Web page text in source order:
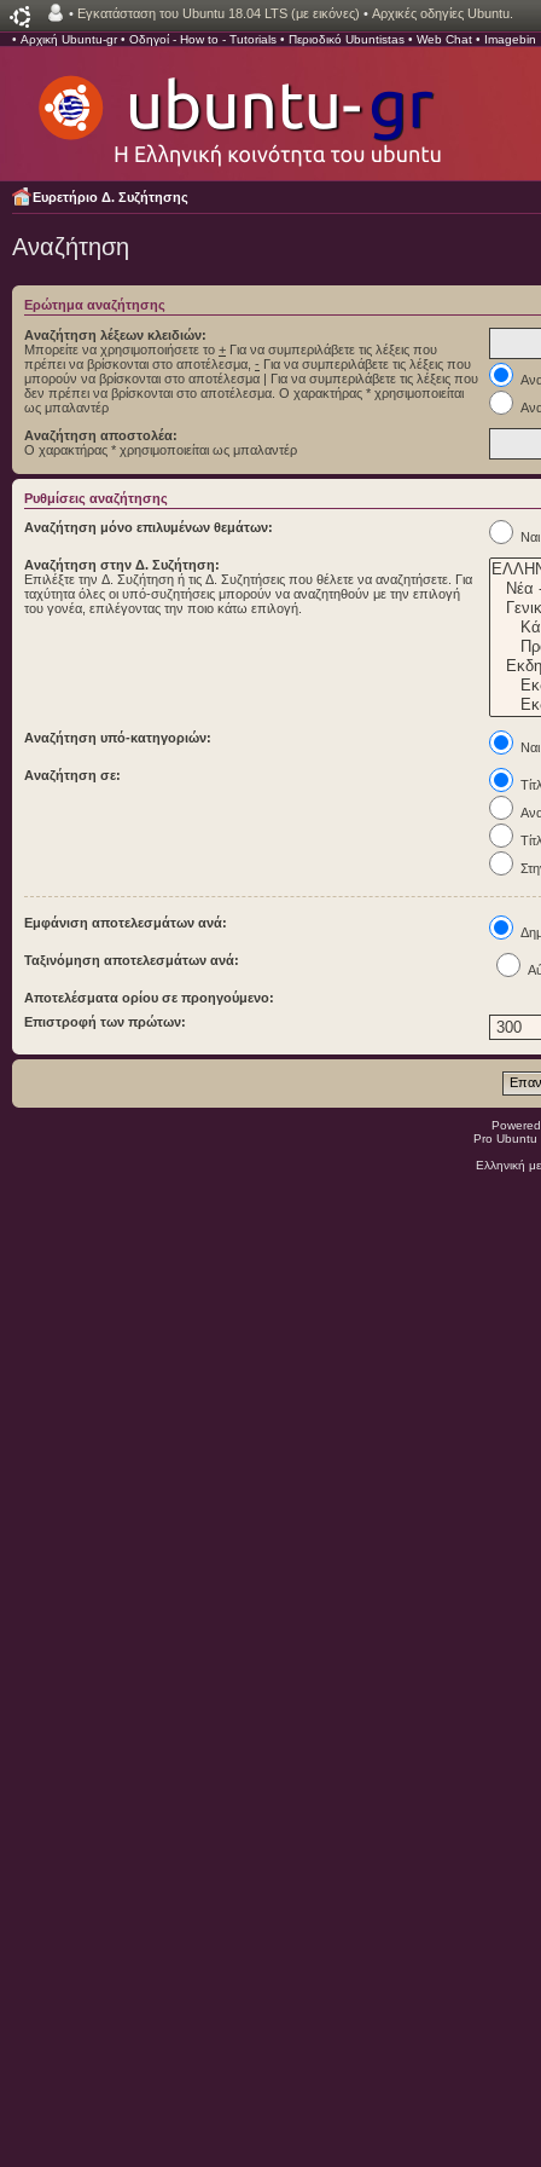
• Εγκατάσταση του Ubuntu 18.04 LTS (με εικόνες) • Αρχικές οδηγίες Ubuntu.
• Αρχική Ubuntu-gr• Οδηγοί - How to - Tutorials • Περιοδικό Ubuntistas • Web Chat • Imagebin
Ευρετήριο Δ. Συζήτησης
Αναζήτηση
Ερώτημα αναζήτησης
Αναζήτηση λέξεων κλειδιών:
Μπορείτε να χρησιμοποιήσετε το + Για να συμπεριλάβετε τις λέξεις που
πρέπει να βρίσκονται στο αποτέλεσμα, - Για να συμπεριλάβετε τις λέξεις που
μπορούν να βρίσκονται στο αποτέλεσμα | Για να συμπεριλάβετε τις λέξεις που
δεν πρέπει να βρίσκονται στο αποτέλεσμα. Ο χαρακτήρας * χρησιμοποιείται
ως μπαλαντέρ
Αναζήτηση αποστολέα:
Ο χαρακτήρας * χρησιμοποιείται ως μπαλαντέρ
Ρυθμίσεις αναζήτησης
Αναζήτηση μόνο επιλυμένων θεμάτων:
Ναι
Αναζήτηση στην Δ. Συζήτηση:
Επιλέξτε την Δ. Συζήτηση ή τις Δ. Συζητήσεις που θέλετε να αναζητήσετε. Για
ταχύτητα όλες οι υπό-συζητήσεις μπορούν να αναζητηθούν με την επιλογή
του γονέα, επιλέγοντας την ποιο κάτω επιλογή.
Αναζήτηση υπό-κατηγοριών:
Ναι
Αναζήτηση σε:
Εμφάνιση αποτελεσμάτων ανά:
Ταξινόμηση αποτελεσμάτων ανά:
Αποτελέσματα ορίου σε προηγούμενο:
Επιστροφή των πρώτων:
Pro
Ελληνική